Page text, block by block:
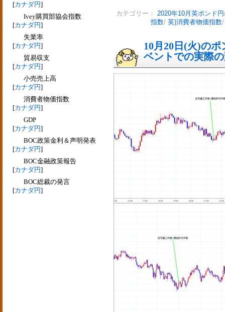
[カナダ円]
Ivey購買部協会指数
[カナダ円]
失業率
[カナダ円]
貿易収支
[カナダ円]
小売売上高
[カナダ円]
消費者物価指数
[カナダ円]
GDP
[カナダ円]
BOC政策金利＆声明発表
[カナダ円]
BOC金融政策報告
[カナダ円]
BOC総裁の発言
[カナダ円]
カテゴリー： 2020年10月英ポンド円
指数/ 英)消費者物価指数
10月20日(火)の
ベントでの実際